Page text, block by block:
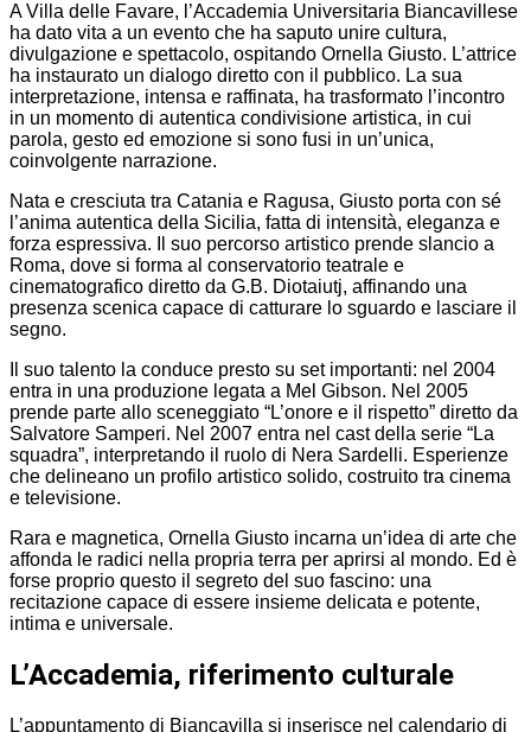
A Villa delle Favare, l’Accademia Universitaria Biancavillese
ha dato vita a un evento che ha saputo unire cultura,
divulgazione e spettacolo, ospitando Ornella Giusto. L’attrice
ha instaurato un dialogo diretto con il pubblico. La sua
interpretazione, intensa e raffinata, ha trasformato l’incontro
in un momento di autentica condivisione artistica, in cui
parola, gesto ed emozione si sono fusi in un’unica,
coinvolgente narrazione.
Nata e cresciuta tra Catania e Ragusa, Giusto porta con sé
l’anima autentica della Sicilia, fatta di intensità, eleganza e
forza espressiva. Il suo percorso artistico prende slancio a
Roma, dove si forma al conservatorio teatrale e
cinematografico diretto da G.B. Diotaiutj, affinando una
presenza scenica capace di catturare lo sguardo e lasciare il
segno.
Il suo talento la conduce presto su set importanti: nel 2004
entra in una produzione legata a Mel Gibson. Nel 2005
prende parte allo sceneggiato “L’onore e il rispetto” diretto da
Salvatore Samperi. Nel 2007 entra nel cast della serie “La
squadra”, interpretando il ruolo di Nera Sardelli. Esperienze
che delineano un profilo artistico solido, costruito tra cinema
e televisione.
Rara e magnetica, Ornella Giusto incarna un’idea di arte che
affonda le radici nella propria terra per aprirsi al mondo. Ed è
forse proprio questo il segreto del suo fascino: una
recitazione capace di essere insieme delicata e potente,
intima e universale.
L’Accademia, riferimento culturale
L’appuntamento di Biancavilla si inserisce nel calendario di